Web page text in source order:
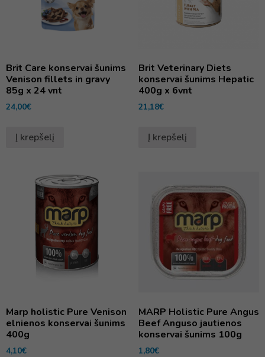
Brit Care konservai šunims
Venison fillets in gravy
85g x 24 vnt
24,00€
Į krepšelį
Brit Veterinary Diets
konservai šunims Hepatic
400g x 6vnt
21,18€
Į krepšelį
Marp holistic Pure Venison
elnienos konservai šunims
400g
4,10€
MARP Holistic Pure Angus
Beef Anguso jautienos
konservai šunims 100g
1,80€